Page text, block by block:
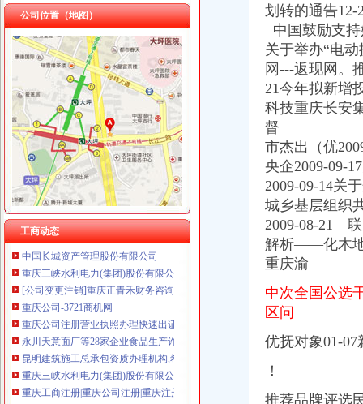
重庆华康假肢矫形有限公司 渝中120万 （增资）
公司位置（地图）
工商动态
渝中区公司注销
重庆代办验资,重庆代办验资公司--选择重庆浩业工商不后悔
高院肖峰法官家授权本公号以案析法：非持股关联公司之间公司人
重庆公告遗失刊登服务网——2013.5.16.重庆资格证遗失登报、重庆营
【广安审计_广安审计公司】-广安百姓网
信用卡虽已注销但今后可能还要找你麻烦_网易财经
【广安审计_广安审计公司】-广安百姓网
www.mywq.gov.cn-网站综合查询|重庆市人民民营企业官方信息港…
中国长城资产管理股份有限公司
重庆三峡水利电力(集团)股份有限公司公告(系列)|公司|股东大会|
[公司变更注销]重庆正青禾财务咨询有限公司--专业财务外包服务机构|
重庆公司-3721商机网
重庆公司注册营业执照办理快速出证地址挂靠【今日推荐网-重庆工商/
永川天意面厂等28家企业食品生产许可证被注销_中国质量新闻网
昆明建筑施工总承包资质办理机构,希骏用心服务-专项服务-深圳酷易
重庆三峡水利电力(集团)股份有限公司公告(系列)|公司|股东大会|
重庆工商注册|重庆公司注册|重庆注册公司-重庆老客网
重庆渝中区家用太能供电系统厂家_深圳市华兄实业有限公司
划转的通告
中国鼓励支
关于举办“电
网---返现网。
21今年拟新增
科技重庆长安
督
市杰出（优
央企2009-09-
2009-09-14关
城乡基层组织
2009-08-
解析――化木地
重庆渝
中次全国公选
区问
优抚对象01-
！
推荐品牌评选